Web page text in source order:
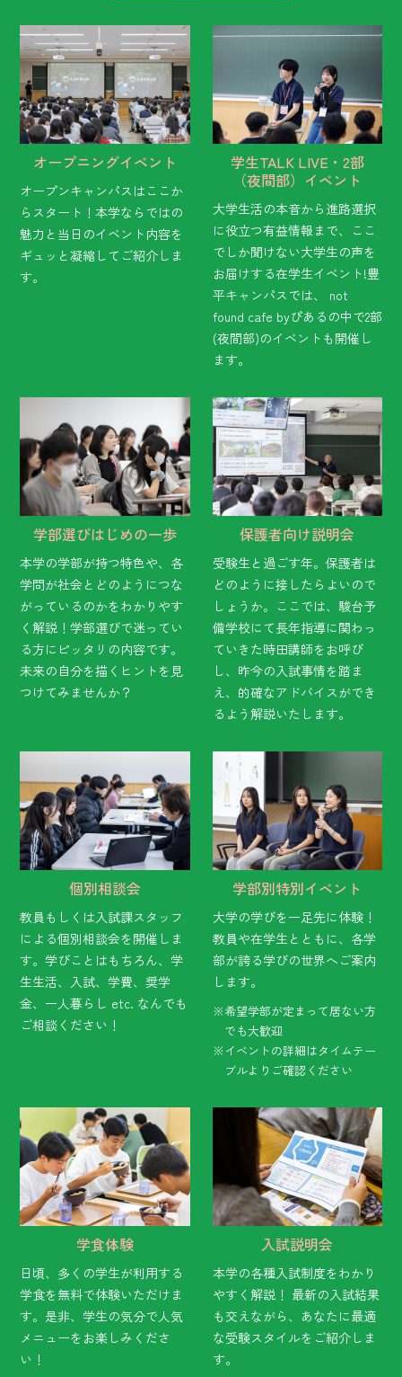
オープニングイベント
オープンキャンパスはここか
らスタート！本学ならではの
魅力と当日のイベント内容を
ギュッと凝縮してご紹介しま
す。
学生TALK LIVE・2部
（夜間部）イベント
大学生活の本音から進路選択
に役立つ有益情報まで、ここ
でしか聞けない大学生の声を
お届けする在学生イベント!豊
平キャンパスでは、 not
found cafe byぴあるの中で2部
(夜間部)のイベントも開催し
ます。
学部選びはじめの一歩
本学の学部が持つ特色や、各
学問が社会とどのようにつな
がっているのかをわかりやす
く解説！学部選びで迷ってい
る方にピッタリの内容です。
未来の自分を描くヒントを見
つけてみませんか？
保護者向け説明会
受験生と過ごす年。保護者は
どのように接したらよいので
しょうか。ここでは、駿台予
備学校にて長年指導に関わっ
ていきた時田講師をお呼び
し、昨今の入試事情を踏ま
え、的確なアドバイスができ
るよう解説いたします。
個別相談会
教員もしくは入試課スタッフ
による個別相談会を開催しま
す。学びことはもちろん、学
生生活、入試、学費、奨学
金、一人暮らし etc. なんでも
ご相談ください！
学部別特別イベント
大学の学びを一足先に体験！
教員や在学生とともに、各学
部が誇る学びの世界へご案内
します。
※希望学部が定まって居ない方
でも大歓迎
※イベントの詳細はタイムテー
ブルよりご確認ください
学食体験
日頃、多くの学生が利用する
学食を無料で体験いただけま
す。是非、学生の気分で人気
メニューをお楽しみくださ
い！
入試説明会
本学の各種入試制度をわかり
やすく解説！ 最新の入試結果
も交えながら、あなたに最適
な受験スタイルをご紹介しま
す。